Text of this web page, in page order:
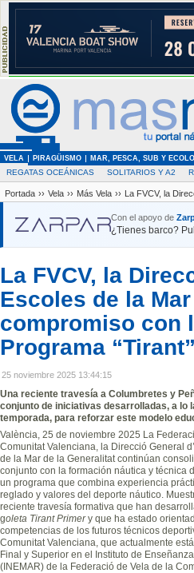
VELA PIRAGÜISMO MAR, PESCA, SUB Y
REGATAS OCEÁNICAS SOLITARIOS Y A2
Portada ›› Vela ›› Más Vela ›› La FVCV, la
Con el apoyo de
¿Tienes barco?
La FVCV, la
Escoles de la
compromiso con
Programa “Tirant”
25 noviembre 2025 13:44:15
Una reciente travesía a Columbretes y
conjunto de iniciativas desarrolladas, a lo
temporada, para reforzar este modelo
València, 25 de noviembre 2025 La
Comunitat Valenciana, la Direcció General
de la Mar de la Generalitat continúan
conjunto con la formación náutica y técnica
un programa que combina experiencia
reglado y valores del deporte náutico.
reciente travesía formativa que han
goleta Tirant Primery que ha estado
competencias de los futuros técnicos
Comunitat Valenciana, que actualmente
Final y Superior en el Instituto de
(INEMAR) de la Federació de Vela de la